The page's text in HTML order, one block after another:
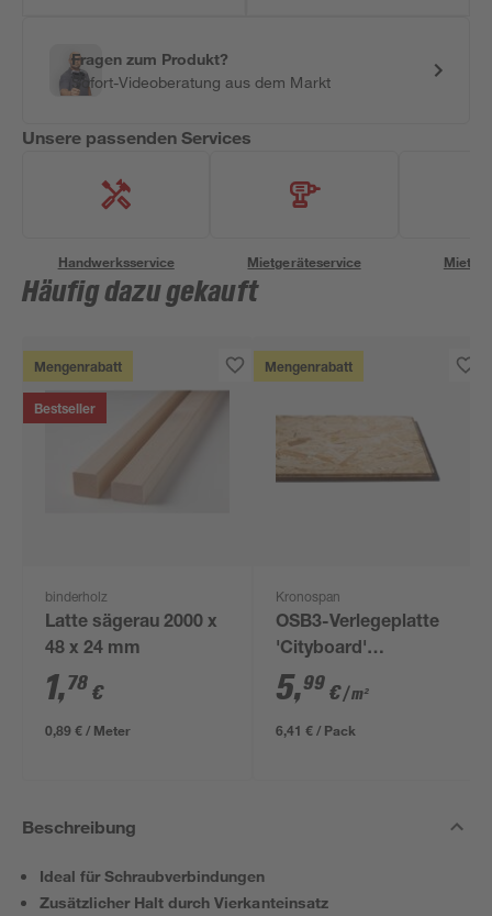
Fragen zum Produkt?
Sofort-Videoberatung aus dem Markt
Unsere passenden Services
Handwerksservice Mietgeräteservice
Häufig dazu gekauft
Mengenrabatt
Bestseller
binderholz
Latte sägerau 2000 x
48 x 24 mm
1,78 €
0,89 € / Meter
Mengenrabatt
Kronospan
OSB3-Verlegeplatte
'Cityboard'
ungeschliffen 1690 x
634 x 12 mm
5,99 €/ m²
6,41 € / Pack
Beschreibung
Ideal für Schraubverbindungen
Zusätzlicher Halt durch Vierkanteinsatz